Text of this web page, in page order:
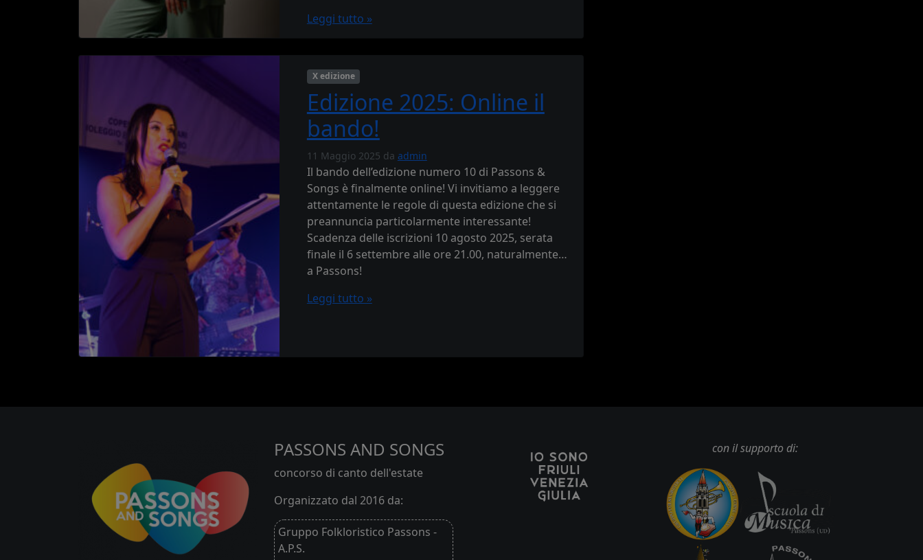
Leggi tutto »
X edizione
Edizione 2025: Online il
bando!
11 Maggio 2025 da admin
Il bando dell’edizione numero 10 di Passons &
Songs è finalmente online! Vi invitiamo a leggere
attentamente le regole di questa edizione che si
preannuncia particolarmente interessante!
Scadenza delle iscrizioni 10 agosto 2025, serata
finale il 6 settembre alle ore 21.00, naturalmente…
a Passons!
Leggi tutto »
PASSONS AND SONGS
concorso di canto dell'estate
Organizzato dal 2016 da:
Gruppo Folkloristico Passons -
A.P.S.
con il supporto di: